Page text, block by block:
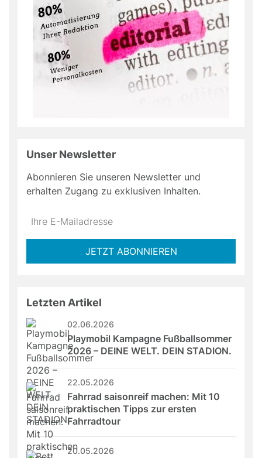
Unser Newsletter
Abonnieren Sie unseren Newsletter und
erhalten Zugang zu exklusiven Inhalten.
Do
*Ihre
JETZT ABONNIEREN
Letzten Artikel
02.06.2026
Playmobil Kampagne Fußballsommer
2026 – DEINE WELT. DEIN STADION.
22.05.2026
Fahrrad saisonreif machen: Mit 10
praktischen Tipps zur ersten
Fahrradtour
20.05.2026